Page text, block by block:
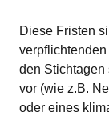
Diese Fristen
den Stichtagen
vor (wie z.B.
oder eines